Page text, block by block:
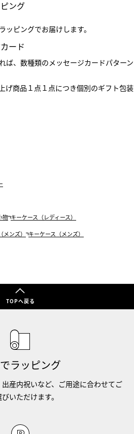
ング
ッピングでお届けします。
ード
ば、数種類のメッセージカードパターン
げ商品１点１点につき個別のギフト包装
物 キーケース（レディース）
ンズ） キーケース（メンズ）
TOPへ戻る
ラッピング
産内祝いなど、ご用途に合わせてご
いただけます。